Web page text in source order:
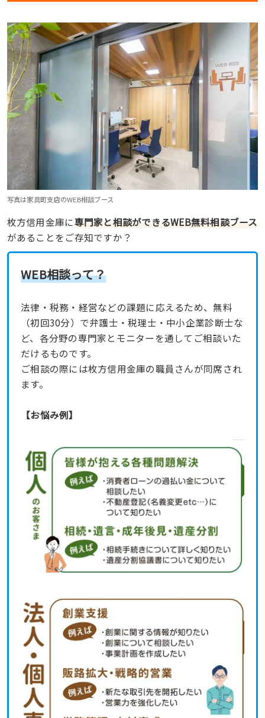
写真は家具町支店のWEB相談ブース
枚方信用金庫に専門家と相談ができるWEB無料相談ブース
があることをご存知ですか？
WEB相談って？
法律・税務・経営などの課題に応えるため、無料
（初回30分）で弁護士・税理士・中小企業診断士な
ど、各分野の専門家とモニターを通してご相談いた
だけるものです。
ご相談の際には枚方信用金庫の職員さんが同席され
ます。
【お悩み例】